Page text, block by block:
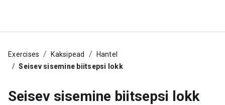
Exercises Kaksipead
Hantel
Seisev sisemine biitsepsi lokk
Seisev sisemine biitsepsi lokk